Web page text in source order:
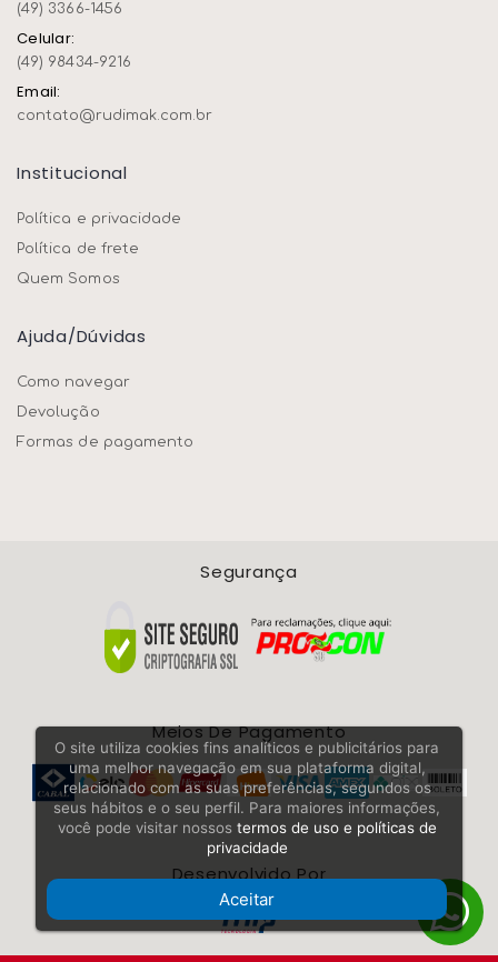
(49) 3366-1456
Celular:
(49) 98434-9216
Email:
contato@rudimak.com.br
Institucional
Política e privacidade
Política de frete
Quem Somos
Ajuda/dúvidas
Como navegar
Devolução
Formas de pagamento
Segurança
Meios De Pagamento
Desenvolvido Por
O site utiliza cookies fins analíticos e publicitários para
uma melhor navegação em sua plataforma digital,
relacionado com as suas preferências, segundos os
seus hábitos e o seu perfil. Para maiores informações,
você pode visitar nossos termos de uso e políticas de
privacidade
Aceitar